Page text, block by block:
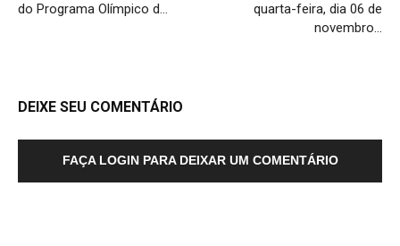
do Programa Olímpico d…
quarta-feira, dia 06 de
novembro…
DEIXE SEU COMENTÁRIO
FAÇA LOGIN PARA DEIXAR UM COMENTÁRIO